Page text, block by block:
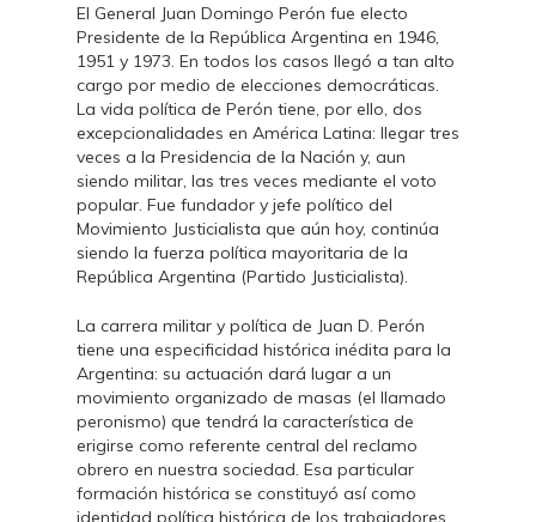
El General Juan Domingo Perón fue electo
Presidente de la República Argentina en 1946,
1951 y 1973. En todos los casos llegó a tan alto
cargo por medio de elecciones democráticas.
La vida política de Perón tiene, por ello, dos
excepcionalidades en América Latina: llegar tres
veces a la Presidencia de la Nación y, aun
siendo militar, las tres veces mediante el voto
popular. Fue fundador y jefe político del
Movimiento Justicialista que aún hoy, continúa
siendo la fuerza política mayoritaria de la
República Argentina (Partido Justicialista).
La carrera militar y política de Juan D. Perón
tiene una especificidad histórica inédita para la
Argentina: su actuación dará lugar a un
movimiento organizado de masas (el llamado
peronismo) que tendrá la característica de
erigirse como referente central del reclamo
obrero en nuestra sociedad. Esa particular
formación histórica se constituyó así como
identidad política histórica de los trabajadores.